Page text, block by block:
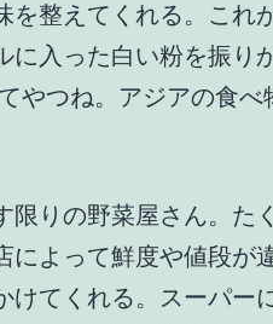
を整えてくれる。これ
に入った白い粉を振り
やつね。アジアの食べ
りの野菜屋さん。たく
によって鮮度や値段が
けてくれる。スーパー